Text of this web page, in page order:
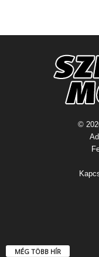
©
MÉG TÖBB HÍR